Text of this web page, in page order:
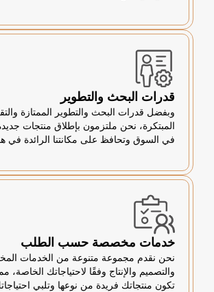
قدرات البحث والتطوير
وبفضل قدرات البحث والتطوير الممتازة
المبتكرة، نحن ملتزمون بإطلاق منتجات
في السوق وتحافظ على مكانتنا الرائدة في
خدمات مخصصة حسب الطلب
نحن نقدم مجموعة متنوعة من الخدمات
والتصميم والإنتاج وفقًا لاحتياجاتك الخاصة،
تكون منتجاتك فريدة من نوعها وتلبي